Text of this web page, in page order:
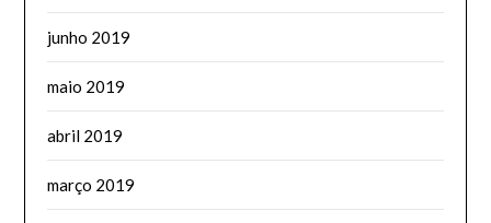
junho 2019
maio 2019
abril 2019
março 2019